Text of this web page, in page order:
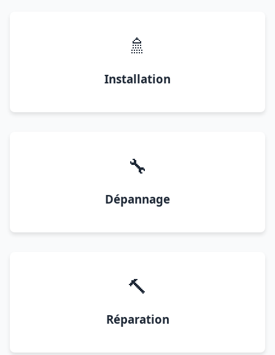
🚿
Installation
🔧
Dépannage
🔨
Réparation